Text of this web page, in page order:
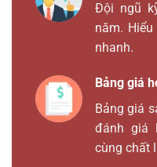
Đội ngũ
năm.
nhanh.
Bảng giá
Bảng giá
đánh giá
cùng chất